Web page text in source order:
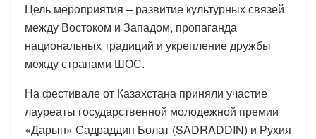
Цель мероприятия – развитие культурных связей
между Востоком и Западом, пропаганда
национальных традиций и укрепление дружбы
между странами ШОС.
На фестивале от Казахстана приняли участие
лауреаты государственной молодежной премии
«Дарын» Садраддин Болат (SADRADDIN) и Рухия